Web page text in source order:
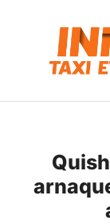
contenu